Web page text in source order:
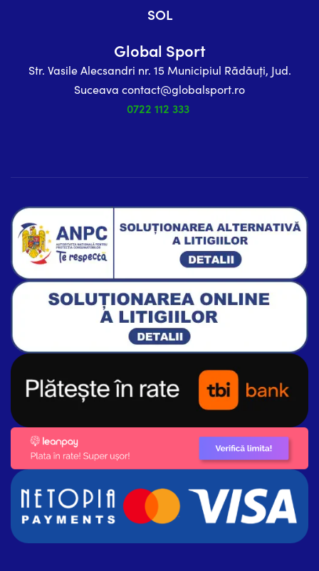
SOL
Global Sport
Str. Vasile Alecsandri nr. 15 Municipiul Rădăuți, Jud.
Suceava contact@globalsport.ro
0722 112 333